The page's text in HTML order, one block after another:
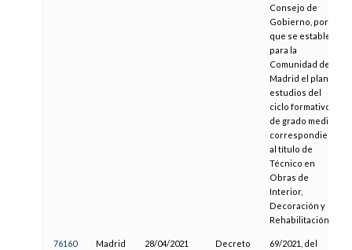
Consejo de
Gobierno, por el
que se establece
para la
Comunidad de
Madrid el plan de
estudios del
ciclo formativo
de grado medio
correspondiente
al título de
Técnico en
Obras de
Interior,
Decoración y
Rehabilitación
76160 Madrid 28/04/2021 Decreto
69/2021, del